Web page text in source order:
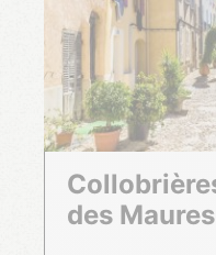
Collobrières et le massif
des Maures